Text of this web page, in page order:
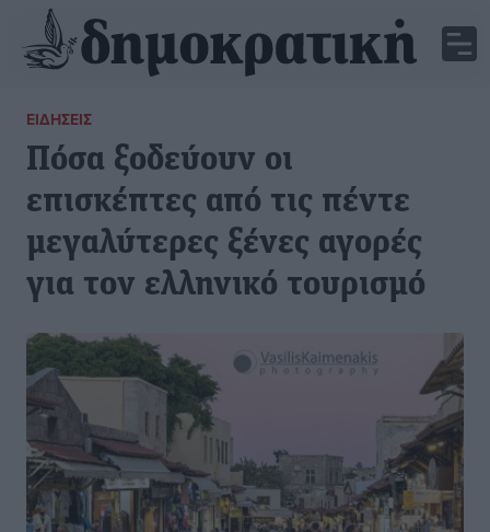
ΕΙΔΉΣΕΙΣ
Πόσα ξοδεύουν οι
επισκέπτες από τις πέντε
μεγαλύτερες ξένες αγορές
για τον ελληνικό τουρισμό